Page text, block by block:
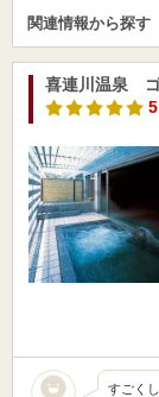
関連情報から探す
喜連川温泉 ゴ
すごく